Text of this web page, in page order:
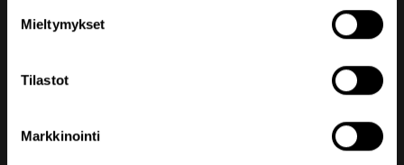
Mieltymykset
Tilastot
Markkinointi
Rekisteriseloste